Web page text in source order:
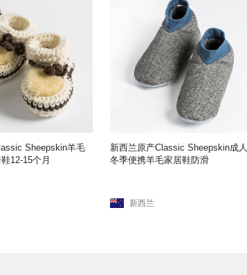
Sheepskin羊毛
12-15个月
新西兰原产Classic Sheepskin成人
冬季便携羊毛家居鞋防滑
新西兰